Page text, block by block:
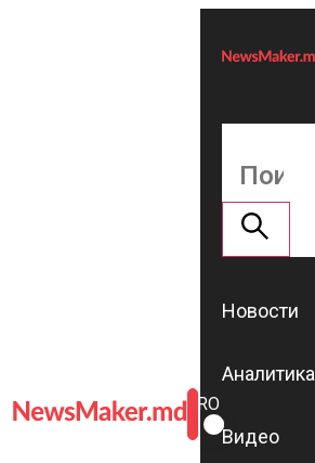
ROMÂNĂ
RU
Новости
Аналитика
Видео